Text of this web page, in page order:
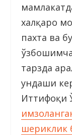
халқаро
пахта ва
тарзда
ундаши
Иттифоқи
шериклик